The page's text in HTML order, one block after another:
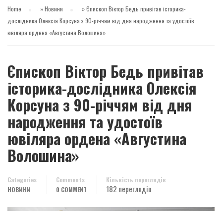
Home »Новини »Єпископ Віктор Бедь привітав історика-
дослідника Олексія Корсуна з 90-річчям від дня народження та удостоїв
ювіляра ордена «Августина Волошина»
Єпископ Віктор Бедь привітав
історика-дослідника Олексія
Корсуна з 90-річчям від дня
народження та удостоїв
ювіляра ордена «Августина
Волошина»
Categories
НОВИНИ
Comments
0 COMMENT
Кількість переглядів
182 переглядів